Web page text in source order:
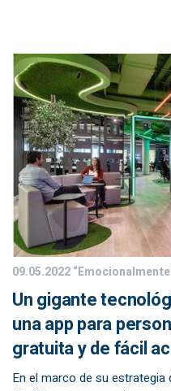
09.05.2022
Un gigante
una app para
gratuita y de fácil
En el marco de su